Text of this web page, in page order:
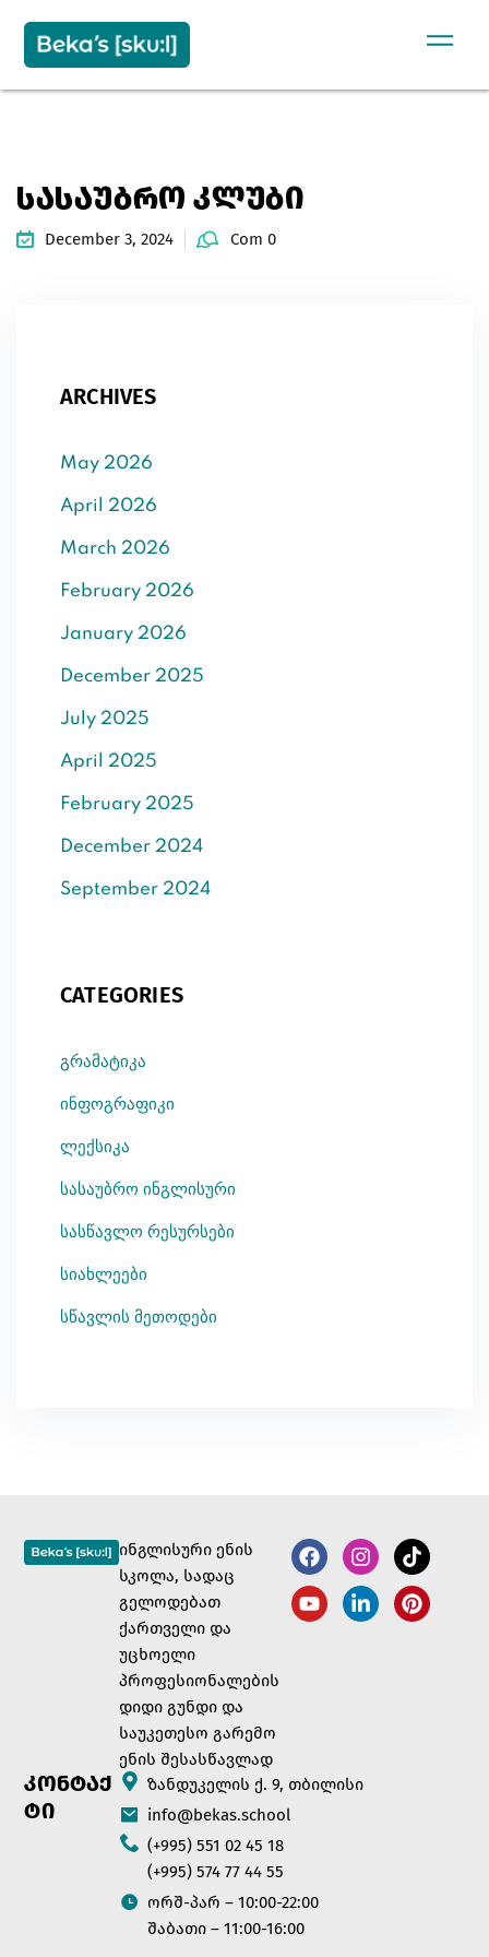
ᲡᲐᲡᲐᲣᲑᲠᲝ ᲙᲚᲣᲑᲘ
December 3, 2024 Com 0
ARCHIVES
May 2026
April 2026
March 2026
February 2026
January 2026
December 2025
July 2025
April 2025
February 2025
December 2024
September 2024
CATEGORIES
გრამატიკა
ინფოგრაფიკი
ლექსიკა
სასაუბრო ინგლისური
სასწავლო რესურსები
სიახლეები
სწავლის მეთოდები
ინგლისური ენის
სკოლა, სადაც
გელოდებათ
ქართველი და
უცხოელი
პროფესიონალების
დიდი გუნდი და
საუკეთესო გარემო
ენის შესასწავლად
ᲙᲝᲜᲢᲐᲥ
ᲢᲘ
ზანდუკელის ქ. 9, თბილისი
info@bekas.school
(+995) 551 02 45 18
(+995) 574 77 44 55
ორშ-პარ – 10:00-22:00
შაბათი – 11:00-16:00
Sign in
Already have an account?